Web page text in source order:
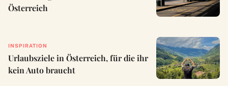
Österreich
INSPIRATION
Urlaubsziele in Österreich, für die ihr
kein Auto braucht